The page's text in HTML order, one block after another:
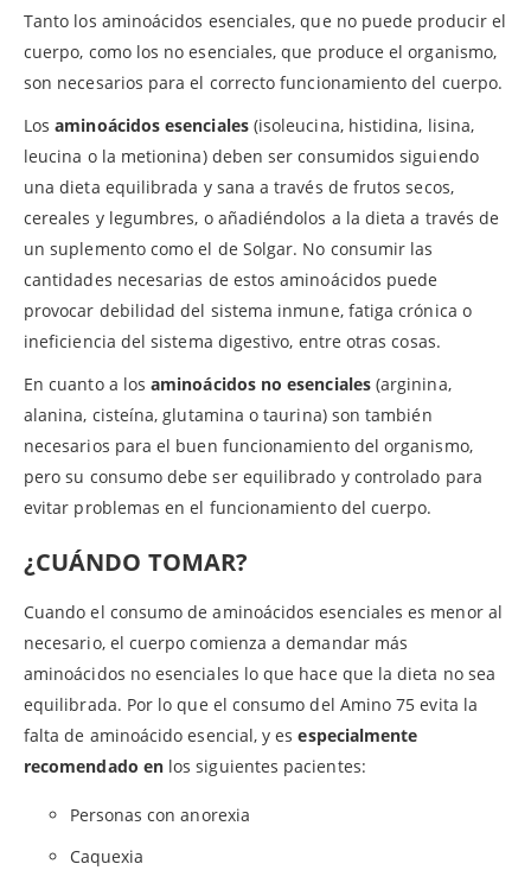
Tanto los aminoácidos esenciales, que no puede producir el
cuerpo, como los no esenciales, que produce el organismo,
son necesarios para el correcto funcionamiento del cuerpo.
Losaminoácidos esenciales(isoleucina, histidina, lisina,
leucina o la metionina) deben ser consumidos siguiendo
una dieta equilibrada y sana a través de frutos secos,
cereales y legumbres, o añadiéndolos a la dieta a través de
un suplemento como el de Solgar. No consumir las
cantidades necesarias de estos aminoácidos puede
provocar debilidad del sistema inmune, fatiga crónica o
ineficiencia del sistema digestivo, entre otras cosas.
En cuanto a losaminoácidos no esenciales(arginina,
alanina, cisteína, glutamina o taurina) son también
necesarios para el buen funcionamiento del organismo,
pero su consumo debe ser equilibrado y controlado para
evitar problemas en el funcionamiento del cuerpo.
¿CUÁNDO TOMAR?
Cuando el consumo de aminoácidos esenciales es menor al
necesario, el cuerpo comienza a demandar más
aminoácidos no esenciales lo que hace que la dieta no sea
equilibrada. Por lo que el consumo del Amino 75 evita la
falta de aminoácido esencial, y esespecialmente
recomendado enlos siguientes pacientes:
Personas con anorexia
Caquexia